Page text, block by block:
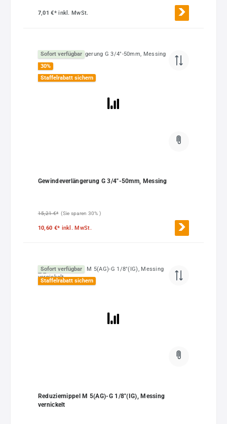
7,01 €*inkl. MwSt.
Sofort verfügbar
30%
Staffelrabatt sichern
Gewindeverlängerung G 3/4"-50mm, Messing
15,21 €* (Sie sparen 30% )
10,60 €* inkl. MwSt.
Sofort verfügbar
Staffelrabatt sichern
Reduziernippel M 5(AG)-G 1/8"(IG), Messing
vernickelt